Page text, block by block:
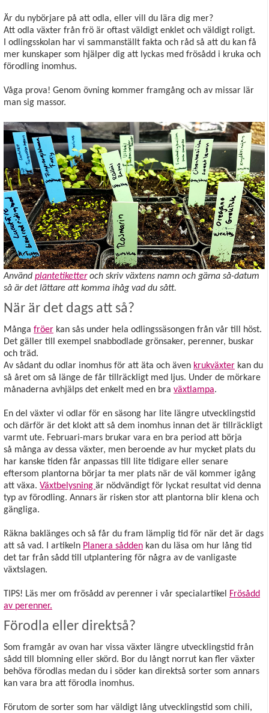
Är du nybörjare på att odla, eller vill du lära dig mer?
Att odla växter från frö är oftast väldigt enklet och väldigt roligt.
I odlingsskolan har vi sammanställt fakta och råd så att du kan få
mer kunskaper som hjälper dig att lyckas med frösådd i kruka och
förodling inomhus.
Våga prova! Genom övning kommer framgång och av missar lär
man sig massor.
Använd plantetiketteroch skriv växtens namn och gärna så-datum
så är det lättare att komma ihåg vad du sått.
När är det dags att så?
Många fröer kan sås under hela odlingssäsongen från vår till höst.
Det gäller till exempel snabbodlade grönsaker, perenner, buskar
och träd.
Av sådant du odlar inomhus för att äta och även krukväxter kan du
så året om så länge de får tillräckligt med ljus. Under de mörkare
månaderna avhjälps det enkelt med en bra växtlampa.
En del växter vi odlar för en säsong har lite längre utvecklingstid
och därför är det klokt att så dem inomhus innan det är tillräckligt
varmt ute. Februari-mars brukar vara en bra period att börja
så många av dessa växter, men beroende av hur mycket plats du
har kanske tiden får anpassas till lite tidigare eller senare
eftersom plantorna börjar ta mer plats när de väl kommer igång
att växa. Växtbelysning är nödvändigt för lyckat resultat vid denna
typ av förodling. Annars är risken stor att plantorna blir klena och
gängliga.
Räkna baklänges och så får du fram lämplig tid för när det är dags
att så vad. I artikeln Planera sådden kan du läsa om hur lång tid
det tar från sådd till utplantering för några av de vanligaste
växtslagen.
TIPS! Läs mer om frösådd av perenner i vår specialartikel
Frösådd
av perenner.
Förodla eller direktså?
Som framgår av ovan har vissa växter längre utvecklingstid från
sådd till blomning eller skörd. Bor du långt norrut kan fler växter
behöva förodlas medan du i söder kan direktså sorter som annars
kan vara bra att förodla inomhus.
Förutom de sorter som har väldigt lång utvecklingstid som chili,